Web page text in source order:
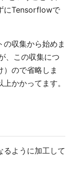
にTensorflowで
収集から始めま
、この収集につ
ので省略しま
かかってます。
るように加工して